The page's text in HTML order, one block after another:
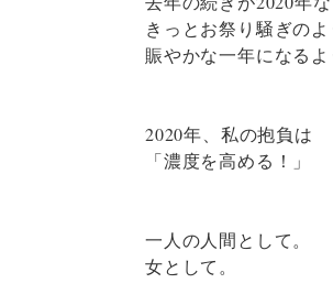
きっとお祭り騒ぎの
賑やかな一年になる
2020年、私の抱負は
「濃度を高める！」
一人の人間として。
女として。